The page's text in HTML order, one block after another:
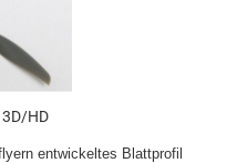
HD
entwickeltes Blattprofil